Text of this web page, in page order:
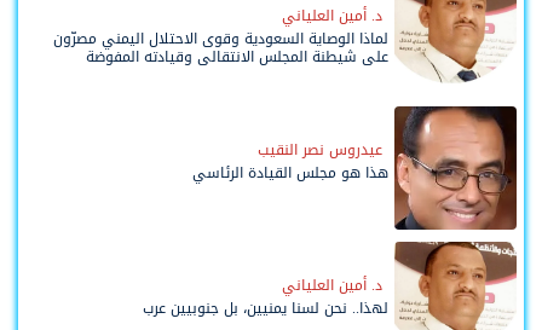
د. أمين العلياني
لماذا الوصاية السعودية وقوى الاحتلال اليمني مصرّون
على شيطنة المجلس الانتقالي وقيادته المفوضة
وحواضنه الشعبية؟
عيدروس نصر النقيب
هذا هو مجلس القيادة الرئاسي
د. أمين العلياني
لهذا.. نحن لسنا يمنيين، بل جنوبيين عرب